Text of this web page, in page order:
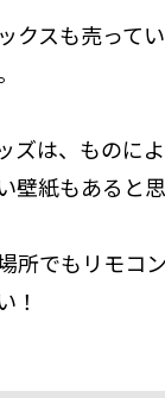
クスも売って
ズは、ものに
紙もあると思
所でもリモコ
！